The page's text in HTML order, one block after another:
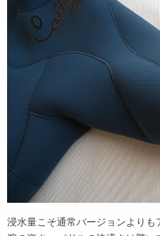
浸水量こそ通常バージョンよりも